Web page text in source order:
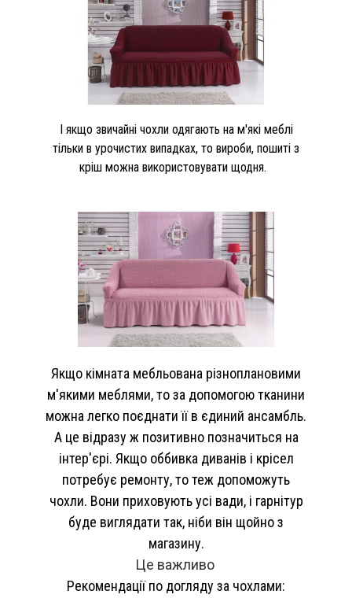
І якщо звичайні чохли одягають на м'які меблі
тільки в урочистих випадках, то вироби, пошиті з
кріш можна використовувати щодня.
Якщо кімната мебльована різноплановими
м'якими меблями, то за допомогою тканини
можна легко поєднати її в єдиний ансамбль.
А це відразу ж позитивно позначиться на
інтер'єрі. Якщо оббивка диванів і крісел
потребує ремонту, то теж допоможуть
чохли. Вони приховують усі вади, і гарнітур
буде виглядати так, ніби він щойно з
магазину.
Це важливо
Рекомендації по догляду за чохлами: